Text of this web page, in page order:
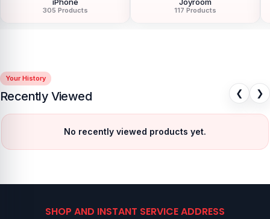
305 Products 117 Products
Your History
Recently Viewed ❮ ❯
No recently viewed products yet.
SHOP AND INSTANT SERVICE ADDRESS